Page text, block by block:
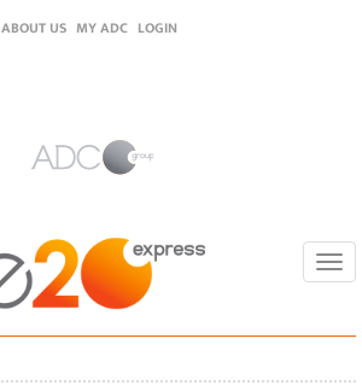
ABOUT US MY ADC LOGIN